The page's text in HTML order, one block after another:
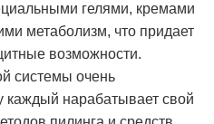
гелями, кремами
метаболизм, что придает
возможности.
системы очень
каждый нарабатывает свой